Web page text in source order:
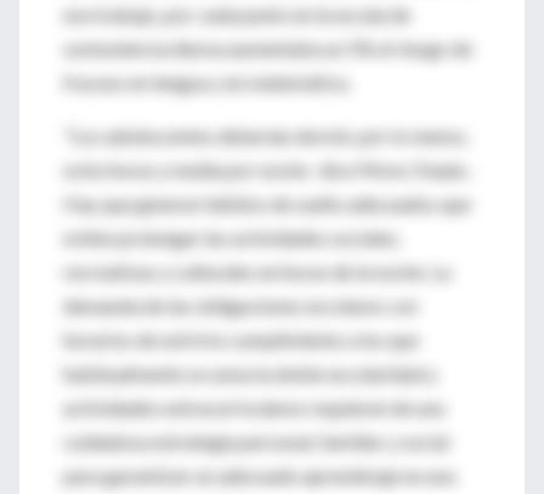
ese trabajo, por cada punto en la escala de
somnolencia diurna aumentaba un 5% el riesgo de
fracaso en lengua y en matemática.
"Los adolescentes deberían dormir, por lo menos,
ocho horas y media por noche -dice Pérez Chada-.
Hay que generar hábitos de sueño adecuados que
eviten prolongar las actividades sociales,
recreativas y culturales en horas de la noche. La
demanda de las obligaciones escolares con
horarios de estricto cumplimiento a los que
habitualmente se suma la doble escolaridad y
actividades extracurriculares requieren de una
cuidadosa estrategia personal, familiar y social
para garantizar un adecuado aprendizaje en una